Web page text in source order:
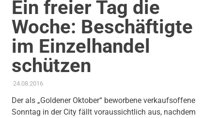
Ein freier Tag die
Woche: Beschäftigte
im Einzelhandel
schützen
24.08.2016ADMIN
AKTUELLES
Der als „Goldener Oktober“ beworbene verkaufsoffene
Sonntag in der City fällt voraussichtlich aus, nachdem